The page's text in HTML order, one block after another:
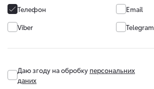
Телефон
Email
Viber
Telegram
Даю згоду на обробку персональних
даних